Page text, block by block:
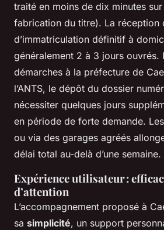
traité en moins de dix minutes
fabrication du titre). La réception
d’immatriculation définitif à
généralement 2 à 3 jours ouvrés.
démarches à la préfecture de
l’ANTS, le dépôt du dossier
nécessiter quelques jours
en période de forte demande.
ou via des garages agréés
délai total au-delà d’une semaine.
Expérience utilisateur :
d’attention
L’accompagnement proposé à
sa simplicité, un support